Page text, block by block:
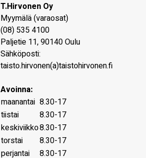
T.Hirvonen Oy
Myymälä (varaosat)
(08) 535 4100
Paljetie 11,90140Oulu
Sähköposti:
taisto.hirvonen(a)taistohirvonen.fi
Avoinna:
maanantai 8.30-17
tiistai
8.30-17
keskiviikko8.30-17
torstai
8.30-17
perjantai
8.30-17